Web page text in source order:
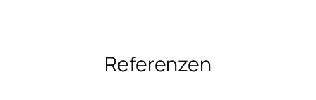
Referenzen